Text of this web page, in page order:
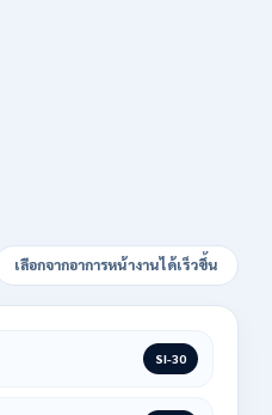
เลือกจากอาการหน้างานได้เร็วขึ้น
SI-30